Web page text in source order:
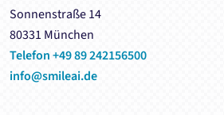
Sonnenstraße 14
80331 München
Telefon +49 89 242156500
info@smileai.de